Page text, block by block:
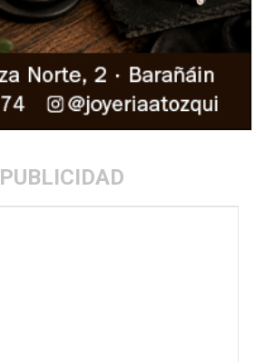
PUBLICIDAD